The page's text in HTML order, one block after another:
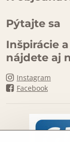
Pýtajte sa
Inšpirácie
nájdete aj
Instagram
Facebook